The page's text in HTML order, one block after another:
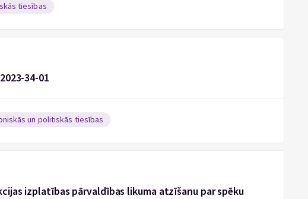
tiesības
34-01
un politiskās tiesības
izplatības pārvaldības likuma atzīšanu par spēku